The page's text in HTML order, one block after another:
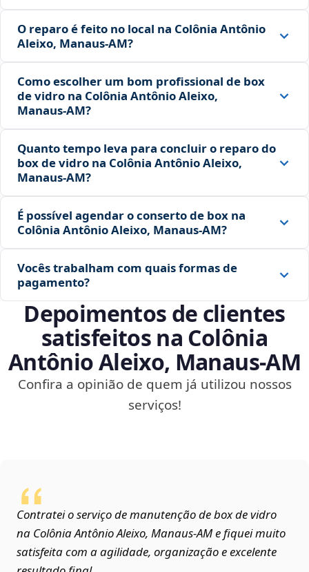
O reparo é feito no local na Colônia Antônio
Aleixo, Manaus‑AM?
Como escolher um bom profissional de box
de vidro na Colônia Antônio Aleixo,
Manaus‑AM?
Quanto tempo leva para concluir o reparo do
box de vidro na Colônia Antônio Aleixo,
Manaus‑AM?
É possível agendar o conserto de box na
Colônia Antônio Aleixo, Manaus‑AM?
Vocês trabalham com quais formas de
pagamento?
Depoimentos de clientes
satisfeitos na Colônia
Antônio Aleixo, Manaus‑AM
Confira a opinião de quem já utilizou nossos
serviços!
Contratei o serviço de manutenção de box de vidro
na Colônia Antônio Aleixo, Manaus‑AM e fiquei muito
satisfeita com a agilidade, organização e excelente